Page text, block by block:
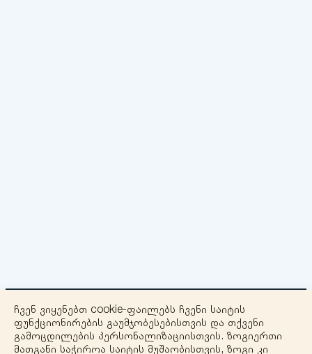
ჩვენ ვიყენებთ cookie-ფაილებს ჩვენი საიტის
ფუნქციონირების გაუმჯობესებისთვის და თქვენი
გამოცდილების პერსონალიზაციისთვის. ზოგიერთი
მათგანი საჭიროა საიტის მუშაობისთვის, ზოგი კი